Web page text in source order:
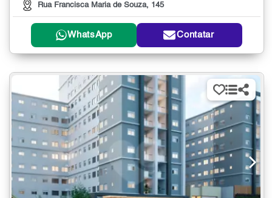
Rua Francisca Maria de Souza, 145
WhatsApp Contatar